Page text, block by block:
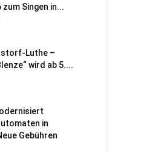
Singen in...
Luthe –
wird ab 5....
in
Gebühren